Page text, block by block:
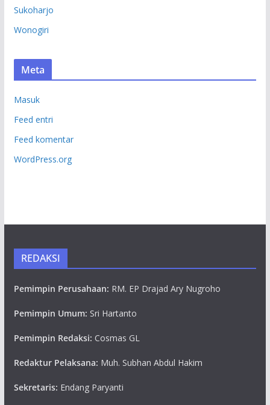
Sukoharjo
Wonogiri
Meta
Masuk
Feed entri
Feed komentar
WordPress.org
REDAKSI
Pemimpin Perusahaan: RM. EP Drajad Ary Nugroho
Pemimpin Umum: Sri Hartanto
Pemimpin Redaksi: Cosmas GL
Redaktur Pelaksana: Muh. Subhan Abdul Hakim
Sekretaris: Endang Paryanti